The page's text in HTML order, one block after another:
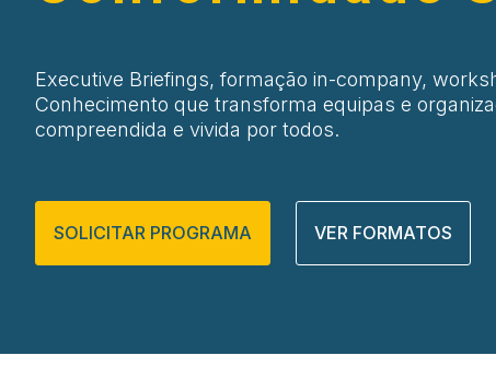
Executive Briefings, formação in-company,
Conhecimento que transforma equipas e
compreendida e vivida por todos.
SOLICITAR PROGRAMA VER FORMATOS